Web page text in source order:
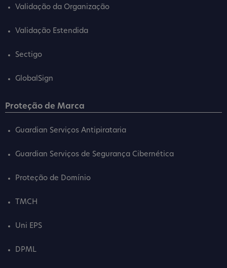
Validação da Organização
Validação Estendida
Sectigo
GlobalSign
Proteção de Marca
Guardian Serviços Antipirataria
Guardian Serviços de Segurança Cibernética
Proteção de Domínio
TMCH
Uni EPS
DPML